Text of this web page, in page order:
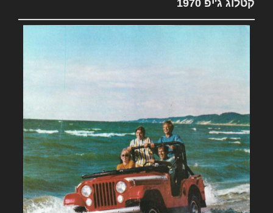
קטלוג ג'יפ 1970